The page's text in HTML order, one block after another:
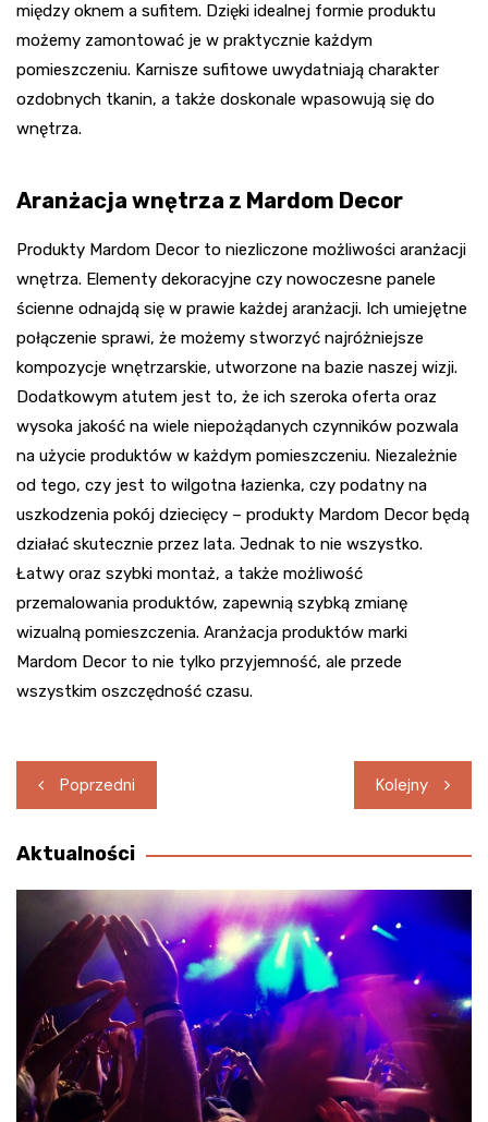
między oknem a sufitem. Dzięki idealnej formie produktu
możemy zamontować je w praktycznie każdym
pomieszczeniu. Karnisze sufitowe uwydatniają charakter
ozdobnych tkanin, a także doskonale wpasowują się do
wnętrza.
Aranżacja wnętrza z Mardom Decor
Produkty Mardom Decor to niezliczone możliwości aranżacji
wnętrza. Elementy dekoracyjne czy nowoczesne panele
ścienne odnajdą się w prawie każdej aranżacji. Ich umiejętne
połączenie sprawi, że możemy stworzyć najróżniejsze
kompozycje wnętrzarskie, utworzone na bazie naszej wizji.
Dodatkowym atutem jest to, że ich szeroka oferta oraz
wysoka jakość na wiele niepożądanych czynników pozwala
na użycie produktów w każdym pomieszczeniu. Niezależnie
od tego, czy jest to wilgotna łazienka, czy podatny na
uszkodzenia pokój dziecięcy – produkty Mardom Decor będą
działać skutecznie przez lata. Jednak to nie wszystko.
Łatwy oraz szybki montaż, a także możliwość
przemalowania produktów, zapewnią szybką zmianę
wizualną pomieszczenia. Aranżacja produktów marki
Mardom Decor to nie tylko przyjemność, ale przede
wszystkim oszczędność czasu.
Nawigacja
wpisu
Poprzedni Kolejny
Aktualności